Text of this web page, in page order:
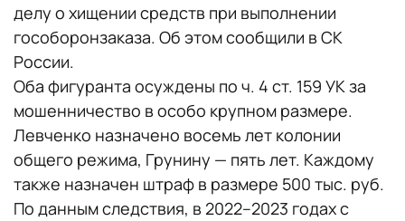
делу о хищении средств при выполнении
гособоронзаказа. Об этом сообщили в СК
России.
Оба фигуранта осуждены по ч. 4 ст. 159 УК за
мошенничество в особо крупном размере.
Левченко назначено восемь лет колонии
общего режима, Грунину — пять лет. Каждому
также назначен штраф в размере 500 тыс. руб.
По данным следствия, в 2022–2023 годах с